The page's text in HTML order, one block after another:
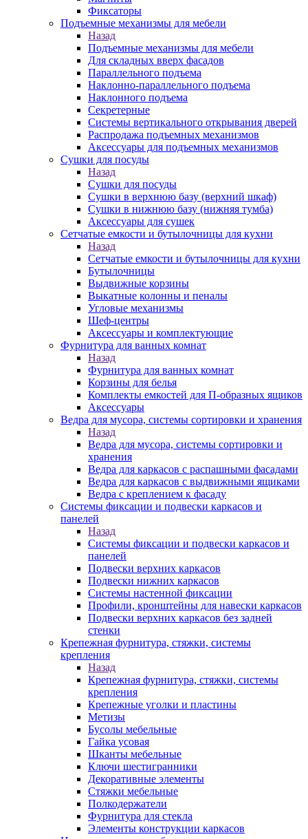
Фиксаторы
Подъемные механизмы для мебели
Назад
Подъемные механизмы для мебели
Для складных вверх фасадов
Параллельного подъема
Наклонно-параллельного подъема
Наклонного подъема
Секретерные
Системы вертикального открывания дверей
Распродажа подъемных механизмов
Аксессуары для подъемных механизмов
Сушки для посуды
Назад
Сушки для посуды
Сушки в верхнюю базу (верхний шкаф)
Сушки в нижнюю базу (нижняя тумба)
Аксессуары для сушек
Сетчатые емкости и бутылочницы для кухни
Назад
Сетчатые емкости и бутылочницы для кухни
Бутылочницы
Выдвижные корзины
Выкатные колонны и пеналы
Угловые механизмы
Шеф-центры
Аксессуары и комплектующие
Фурнитура для ванных комнат
Назад
Фурнитура для ванных комнат
Корзины для белья
Комплекты емкостей для П-образных ящиков
Аксессуары
Ведра для мусора, системы сортировки и хранения
Назад
Ведра для мусора, системы сортировки и
хранения
Ведра для каркасов с распашными фасадами
Ведра для каркасов с выдвижными ящиками
Ведра с креплением к фасаду
Системы фиксации и подвески каркасов и
панелей
Назад
Системы фиксации и подвески каркасов и
панелей
Подвески верхних каркасов
Подвески нижних каркасов
Системы настенной фиксации
Профили, кронштейны для навески каркасов
Подвески верхних каркасов без задней
стенки
Крепежная фурнитура, стяжки, системы
крепления
Назад
Крепежная фурнитура, стяжки, системы
крепления
Крепежные уголки и пластины
Метизы
Бусолы мебельные
Гайка усовая
Шканты мебельные
Ключи шестигранники
Декоративные элементы
Стяжки мебельные
Полкодержатели
Фурнитура для стекла
Элементы конструкции каркасов